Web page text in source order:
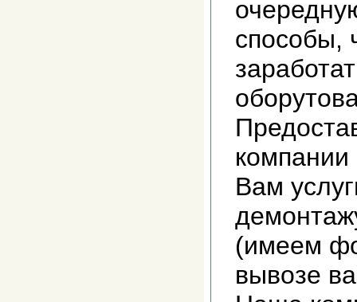
способы,
Вам
(имеем
вывозе